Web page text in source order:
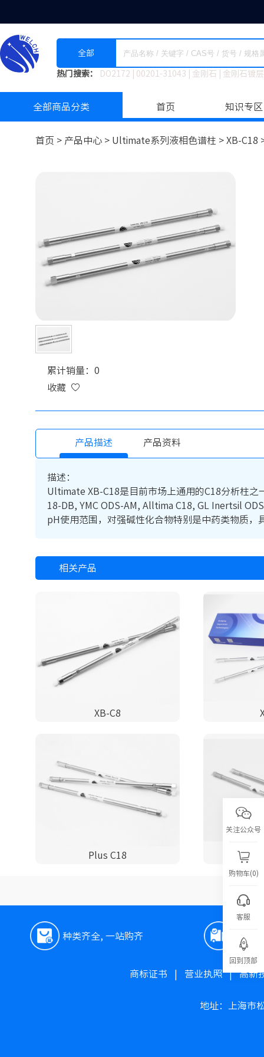
全部
热门搜索： DO2172 00201-31043 金刚石 金刚石镀
全部商品分类 首页 知识专区
首页 > 产品中心 > Ultimate系列液相色谱柱 > XB-C18
累计销量：0
收藏
产品描述 产品资料
描述：
Ultimate XB-C18是目前市场上通用的C18分析柱
18-DB, YMC ODS-AM, Alltima C18, GL Inertsil
pH使用范围，对强碱性化合物特别是中药类物质，
相关产品
XB-C8
Plus C18
种类齐全, 一站购齐 极速
商标证书 营业执照|高新
地址：上海市
关注公众号
购物车(0)
客服
回到顶部